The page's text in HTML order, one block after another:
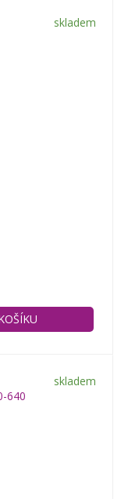
skladem
skladem